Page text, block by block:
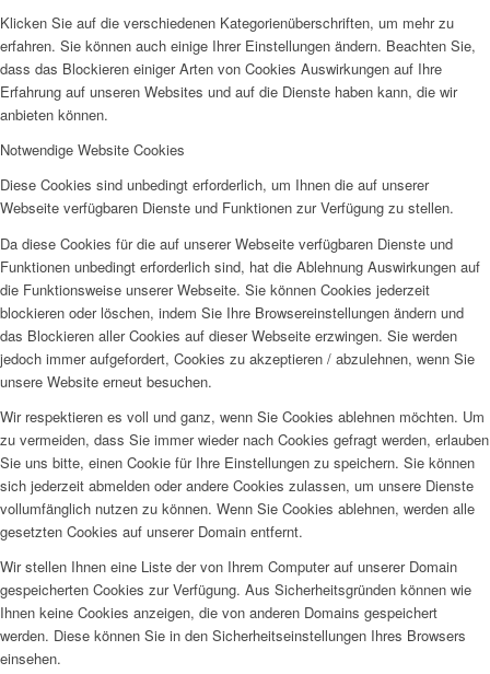
Klicken Sie auf die verschiedenen Kategorienüberschriften, um mehr zu
erfahren. Sie können auch einige Ihrer Einstellungen ändern. Beachten Sie,
dass das Blockieren einiger Arten von Cookies Auswirkungen auf Ihre
Erfahrung auf unseren Websites und auf die Dienste haben kann, die wir
anbieten können.
Notwendige Website Cookies
Diese Cookies sind unbedingt erforderlich, um Ihnen die auf unserer
Webseite verfügbaren Dienste und Funktionen zur Verfügung zu stellen.
Da diese Cookies für die auf unserer Webseite verfügbaren Dienste und
Funktionen unbedingt erforderlich sind, hat die Ablehnung Auswirkungen auf
die Funktionsweise unserer Webseite. Sie können Cookies jederzeit
blockieren oder löschen, indem Sie Ihre Browsereinstellungen ändern und
das Blockieren aller Cookies auf dieser Webseite erzwingen. Sie werden
jedoch immer aufgefordert, Cookies zu akzeptieren / abzulehnen, wenn Sie
unsere Website erneut besuchen.
Wir respektieren es voll und ganz, wenn Sie Cookies ablehnen möchten. Um
zu vermeiden, dass Sie immer wieder nach Cookies gefragt werden, erlauben
Sie uns bitte, einen Cookie für Ihre Einstellungen zu speichern. Sie können
sich jederzeit abmelden oder andere Cookies zulassen, um unsere Dienste
vollumfänglich nutzen zu können. Wenn Sie Cookies ablehnen, werden alle
gesetzten Cookies auf unserer Domain entfernt.
Wir stellen Ihnen eine Liste der von Ihrem Computer auf unserer Domain
gespeicherten Cookies zur Verfügung. Aus Sicherheitsgründen können wie
Ihnen keine Cookies anzeigen, die von anderen Domains gespeichert
werden. Diese können Sie in den Sicherheitseinstellungen Ihres Browsers
einsehen.